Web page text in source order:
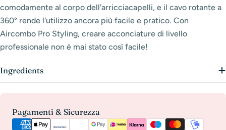
comodamente al corpo dell'arricciacapelli, e il cavo rotante a
360° rende l'utilizzo ancora più facile e pratico. Con
Aircombo Pro Styling, creare acconciature di livello
professionale non è mai stato così facile!
Ingredients
Pagamenti & Sicurezza
Metodi